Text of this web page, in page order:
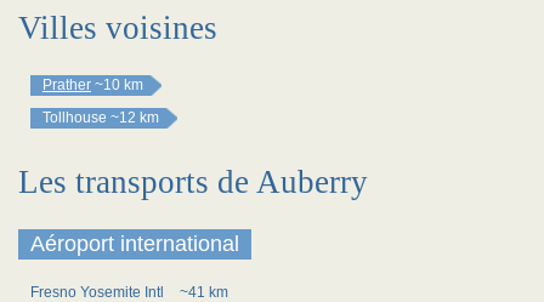
Villes voisines
Prather ~10 km
Tollhouse ~12 km
Les transports de Auberry
Aéroport international
Fresno Yosemite Intl ~41 km